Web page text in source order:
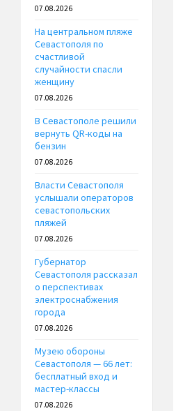
07.08.2026
На центральном пляже
Севастополя по
счастливой
случайности спасли
женщину
07.08.2026
В Севастополе решили
вернуть QR-коды на
бензин
07.08.2026
Власти Севастополя
услышали операторов
севастопольских
пляжей
07.08.2026
Губернатор
Севастополя рассказал
о перспективах
электроснабжения
города
07.08.2026
Музею обороны
Севастополя — 66 лет:
бесплатный вход и
мастер-классы
07.08.2026